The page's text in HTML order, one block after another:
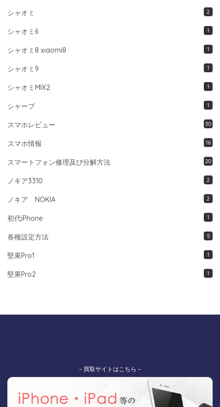
シャオミ 2
シャオミ6 1
シャオミ8 xiaomi8 1
シャオミ9 1
シャオミMIX2 1
シャープ 1
スマホレビュー 30
スマホ情報 16
スマートフォン修理及び分解方法 20
ノキア3310 2
ノキア NOKIA 2
初代iPhone 1
各種設定方法 5
堅果Pro1 1
堅果Pro2 1
– 買取サイトはこちら –